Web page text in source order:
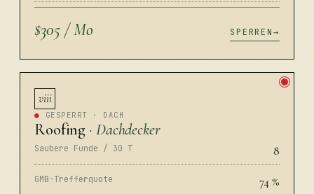
$305 / Mo SPERREN
viii
● GESPERRT · DACH
Roofing · Dachdecker
Saubere Funde / 30 T 8
GMB-Trefferquote 74 %